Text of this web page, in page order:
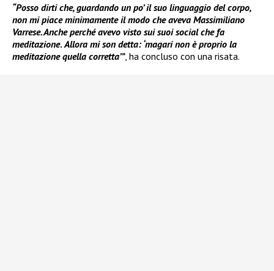
“Posso dirti che, guardando un po’ il suo linguaggio del corpo,
non mi piace minimamente il modo che aveva Massimiliano
Varrese. Anche perché avevo visto sui suoi social che fa
meditazione. Allora mi son detta: ‘magari non è proprio la
meditazione quella corretta’”, ha concluso con una risata.